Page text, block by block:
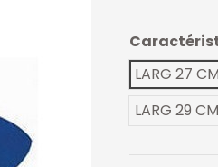
LARG 27
LARG 29